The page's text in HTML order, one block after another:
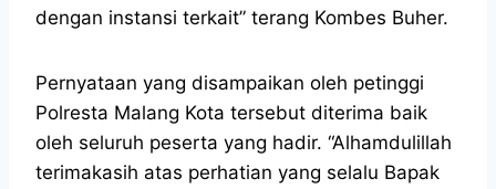
dengan instansi terkait” terang Kombes Buher.
Pernyataan yang disampaikan oleh petinggi
Polresta Malang Kota tersebut diterima baik
oleh seluruh peserta yang hadir. “Alhamdulillah
terimakasih atas perhatian yang selalu Bapak